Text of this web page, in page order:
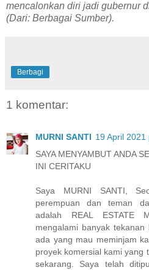
mencalonkan diri jadi gubernur
(Dari: Berbagai Sumber).
Berbagi
1 komentar:
MURNI SANTI 19 April
SAYA MENYAMBUT ANDA
INI CERITAKU
Saya MURNI SANTI,
perempuan dan teman
adalah REAL ESTATE
mengalami banyak
ada yang mau meminjam
proyek komersial kami yang
sekarang. Saya telah